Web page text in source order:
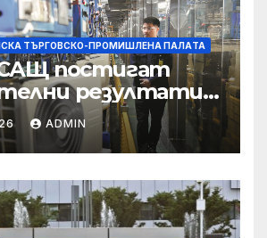
ТЪРГОВСКО-ПРОМИШЛЕНА ПАЛAТА
постигат
резултати в
и
консултации:
ADMIN